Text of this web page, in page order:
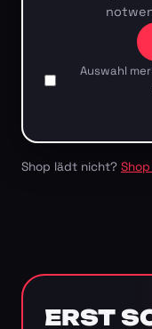
Auswahl
Shop lädt nicht?
ERST